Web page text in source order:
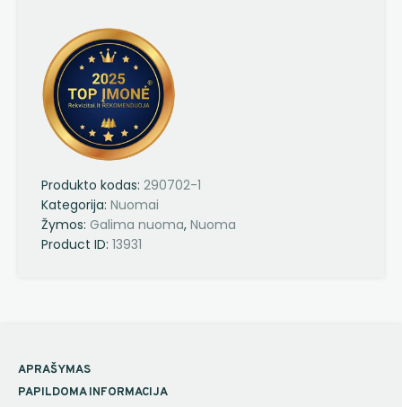
Produkto kodas: 290702-1
Kategorija: Nuomai
Žymos: Galima nuoma, Nuoma
Product ID: 13931
APRAŠYMAS
PAPILDOMA INFORMACIJA